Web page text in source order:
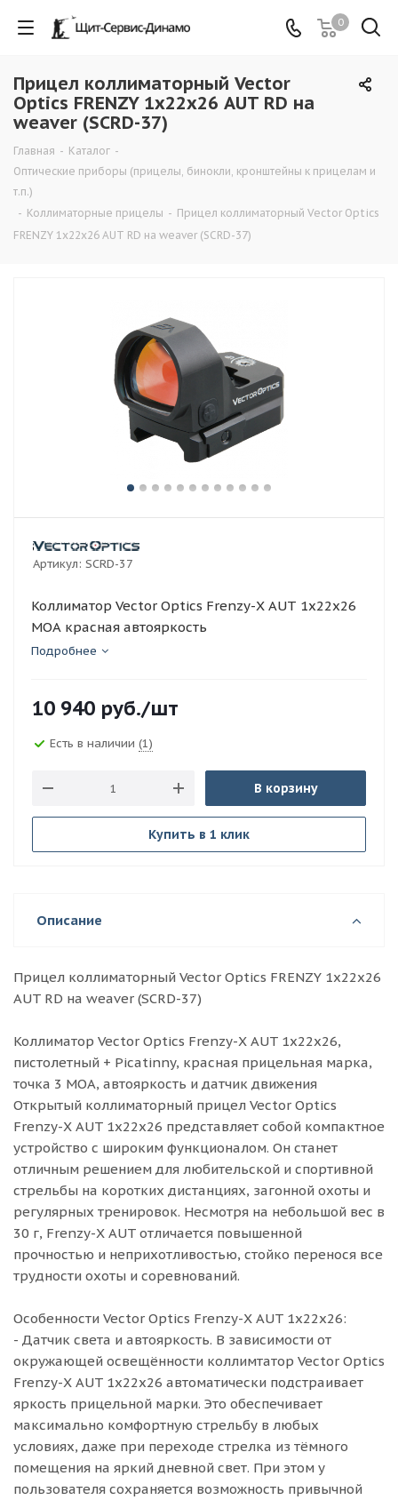
0
Прицел коллиматорный Vector
Optics FRENZY 1х22х26 AUT RD на
weaver (SCRD-37)
Главная - Каталог -
Оптические приборы (прицелы, бинокли, кронштейны к прицелам и
т.п.)
- Коллиматорные прицелы - Прицел коллиматорный Vector Optics
FRENZY 1х22х26 AUT RD на weaver (SCRD-37)
Артикул: SCRD-37
Коллиматор Vector Optics Frenzy-X AUT 1x22x26
МOA красная автояркость
Подробнее
10 940 руб./шт
Есть в наличии (1)
В корзину
Купить в 1 клик
Описание
Прицел коллиматорный Vector Optics FRENZY 1х22х26
AUT RD на weaver (SCRD-37)
Коллиматор Vector Optics Frenzy-X AUT 1x22x26,
пистолетный + Picatinny, красная прицельная марка,
точка 3 МOA, автояркость и датчик движения
Открытый коллиматорный прицел Vector Optics
Frenzy-X AUT 1x22x26 представляет собой компактное
устройство с широким функционалом. Он станет
отличным решением для любительской и спортивной
стрельбы на коротких дистанциях, загонной охоты и
регулярных тренировок. Несмотря на небольшой вес в
30 г, Frenzy-X AUT отличается повышенной
прочностью и неприхотливостью, стойко перенося все
трудности охоты и соревнований.
Особенности Vector Optics Frenzy-X AUT 1x22x26:
- Датчик света и автояркость. В зависимости от
окружающей освещённости коллимтатор Vector Optics
Frenzy-X AUT 1x22x26 автоматически подстраивает
яркость прицельной марки. Это обеспечивает
максимально комфортную стрельбу в любых
условиях, даже при переходе стрелка из тёмного
помещения на яркий дневной свет. При этом у
пользователя сохраняется возможность привычной